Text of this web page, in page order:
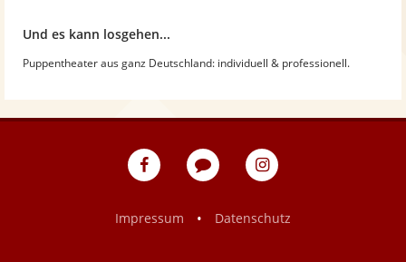
Und es kann losgehen...
Puppentheater aus ganz Deutschland: individuell & professionell.
eventpeppers
Blog
eventpeppers
Impressum
• Datenschutz